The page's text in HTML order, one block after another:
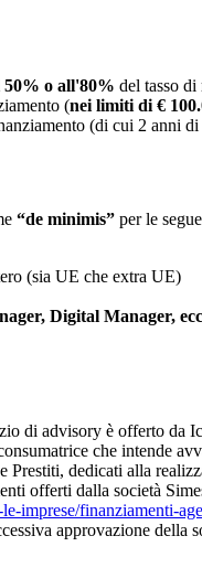
50% o all'80% del tasso
(nei limiti di €
(di cui 2 anni di
“de minimis” per le
(sia UE che extra UE)
Digital Manager,
di advisory è offerto da
che intende
Prestiti, dedicati alla
offerti dalla società
imprese/finanziamenti-
approvazione della